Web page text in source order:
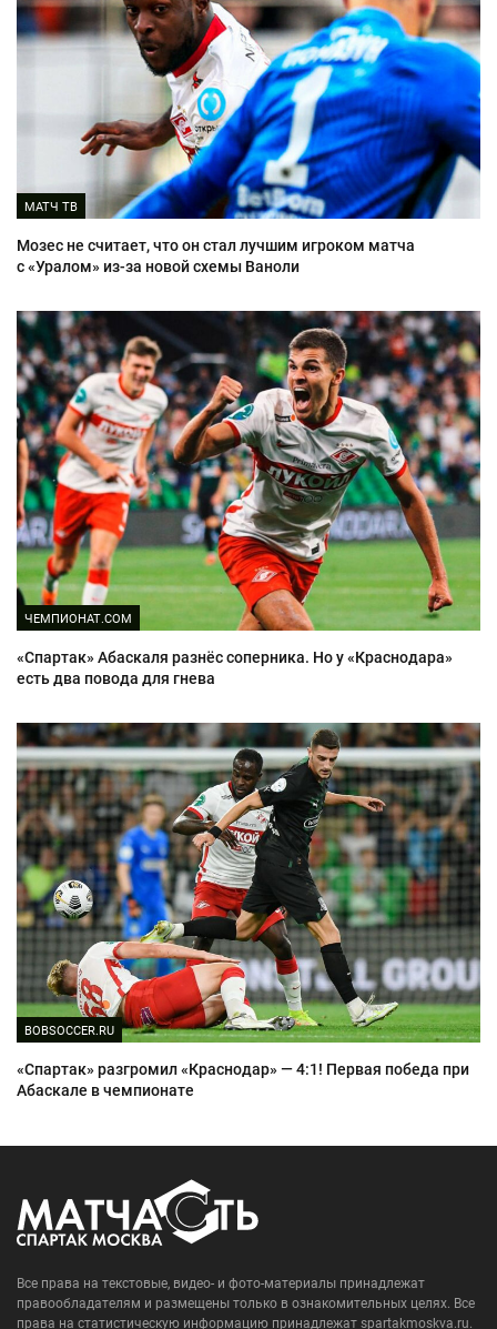
МАТЧ ТВ
Мозес не считает, что он стал лучшим игроком матча
с «Уралом» из-за новой схемы Ваноли
ЧЕМПИОНАТ.COM
«Спартак» Абаскаля разнёс соперника. Но у «Краснодара»
есть два повода для гнева
BOBSOCCER.RU
«Спартак» разгромил «Краснодар» — 4:1! Первая победа при
Абаскале в чемпионате
Все права на текстовые, видео- и фото-материалы принадлежат
правообладателям и размещены только в ознакомительных целях. Все
права на статистическую информацию принадлежат spartakmoskva.ru.